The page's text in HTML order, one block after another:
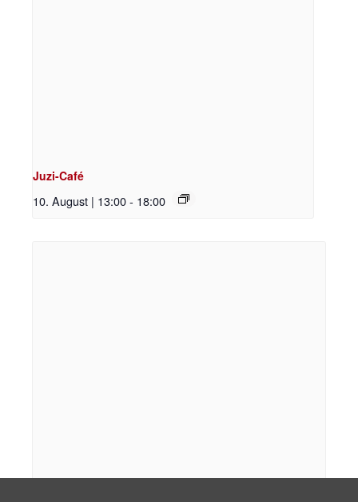
Juzi-Café
10. August | 13:00- 18:00
Feministisches Antifa-Treffen